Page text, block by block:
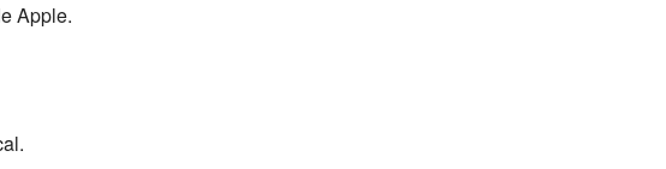
Apple.